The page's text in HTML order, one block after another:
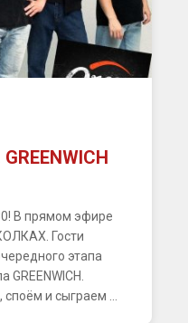
В прямом эфире
Гости
этапа
и сыграем ...